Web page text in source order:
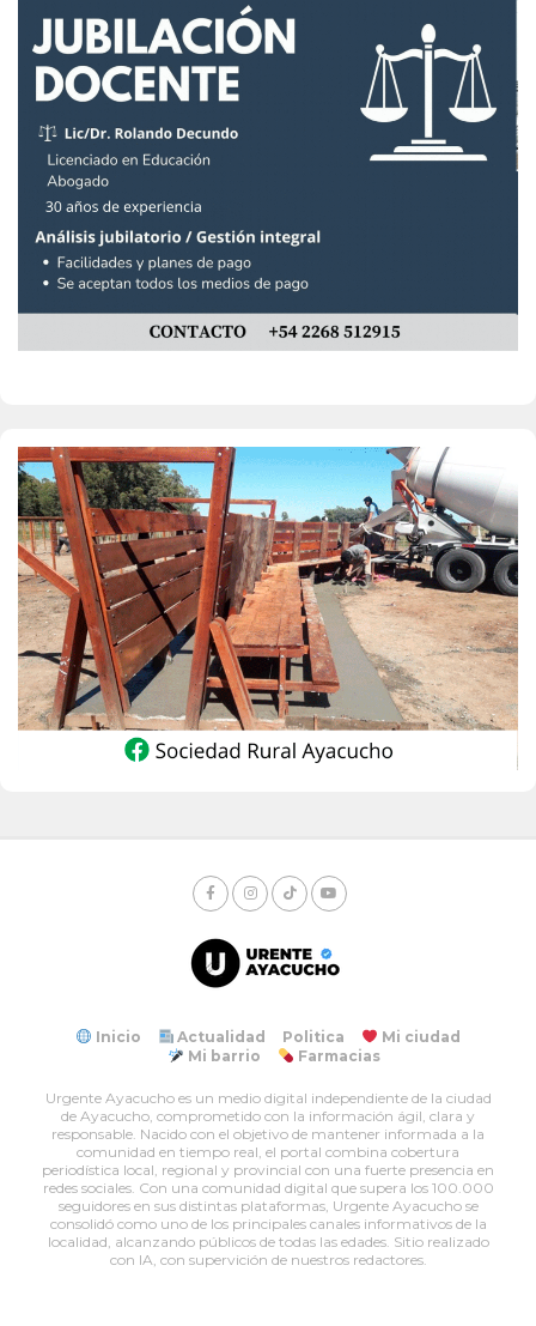
Inicio Actualidad Politica
Mi ciudad
Mi barrio
Farmacias
Urgente Ayacucho es un medio digital independiente de la ciudad
de Ayacucho, comprometido con la información ágil, clara y
responsable. Nacido con el objetivo de mantener informada a la
comunidad en tiempo real, el portal combina cobertura
periodística local, regional y provincial con una fuerte presencia en
redes sociales. Con una comunidad digital que supera los 100.000
seguidores en sus distintas plataformas, Urgente Ayacucho se
consolidó como uno de los principales canales informativos de la
localidad, alcanzando públicos de todas las edades. Sitio realizado
con IA, con supervición de nuestros redactores.